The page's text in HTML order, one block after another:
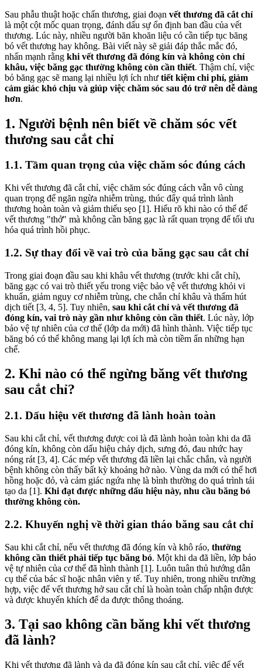
Sau phẫu thuật hoặc chấn thương, giai đoạn vết thương đã cắt chỉ
là một cột mốc quan trọng, đánh dấu sự ổn định ban đầu của vết
thương. Lúc này, nhiều người băn khoăn liệu có cần tiếp tục băng
bó vết thương hay không. Bài viết này sẽ giải đáp thắc mắc đó,
nhấn mạnh rằng khi vết thương đã đóng kín và không còn chỉ
khâu, việc băng gạc thường không còn cần thiết. Thậm chí, việc
bỏ băng gạc sẽ mang lại nhiều lợi ích như tiết kiệm chi phí, giảm
cảm giác khó chịu và giúp việc chăm sóc sau đó trở nên dễ dàng
hơn.
1. Người bệnh nên biết về chăm sóc vết
thương sau cắt chỉ
1.1. Tầm quan trọng của việc chăm sóc đúng cách
Khi vết thương đã cắt chỉ, việc chăm sóc đúng cách vẫn vô cùng
quan trọng để ngăn ngừa nhiễm trùng, thúc đẩy quá trình lành
thương hoàn toàn và giảm thiểu sẹo [1]. Hiểu rõ khi nào có thể để
vết thương "thở" mà không cần băng gạc là rất quan trọng để tối ưu
hóa quá trình hồi phục.
1.2. Sự thay đổi về vai trò của băng gạc sau cắt chỉ
Trong giai đoạn đầu sau khi khâu vết thương (trước khi cắt chỉ),
băng gạc có vai trò thiết yếu trong việc bảo vệ vết thương khỏi vi
khuẩn, giảm nguy cơ nhiễm trùng, che chắn chỉ khâu và thấm hút
dịch tiết [3, 4, 5]. Tuy nhiên, sau khi cắt chỉ và vết thương đã
đóng kín, vai trò này gần như không còn cần thiết. Lúc này, lớp
bảo vệ tự nhiên của cơ thể (lớp da mới) đã hình thành. Việc tiếp tục
băng bó có thể không mang lại lợi ích mà còn tiềm ẩn những hạn
chế.
2. Khi nào có thể ngừng băng vết thương
sau cắt chỉ?
2.1. Dấu hiệu vết thương đã lành hoàn toàn
Sau khi cắt chỉ, vết thương được coi là đã lành hoàn toàn khi da đã
đóng kín, không còn dấu hiệu chảy dịch, sưng đỏ, đau nhức hay
nóng rát [3, 4]. Các mép vết thương đã liền lại chắc chắn, và người
bệnh không còn thấy bất kỳ khoảng hở nào. Vùng da mới có thể hơi
hồng hoặc đỏ, và cảm giác ngứa nhẹ là bình thường do quá trình tái
tạo da [1]. Khi đạt được những dấu hiệu này, nhu cầu băng bó
thường không còn.
2.2. Khuyến nghị về thời gian tháo băng sau cắt chỉ
Sau khi cắt chỉ, nếu vết thương đã đóng kín và khô ráo, thường
không cần thiết phải tiếp tục băng bó. Một khi da đã liền, lớp bảo
vệ tự nhiên của cơ thể đã hình thành [1]. Luôn tuân thủ hướng dẫn
cụ thể của bác sĩ hoặc nhân viên y tế. Tuy nhiên, trong nhiều trường
hợp, việc để vết thương hở sau cắt chỉ là hoàn toàn chấp nhận được
và được khuyến khích để da được thông thoáng.
3. Tại sao không cần băng khi vết thương
đã lành?
Khi vết thương đã lành và da đã đóng kín sau cắt chỉ, việc để vết